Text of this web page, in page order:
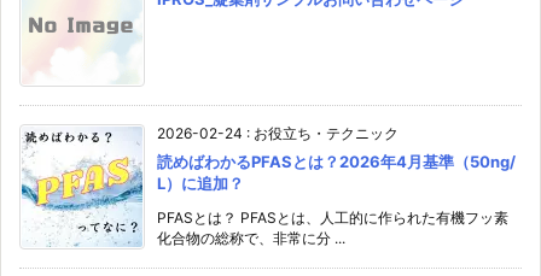
2026-02-24 : お役立ち・テクニック
読めばわかるPFASとは？2026年4月基準（50ng/
L）に追加？
PFASとは？ PFASとは、人工的に作られた有機フッ素
化合物の総称で、非常に分 ...